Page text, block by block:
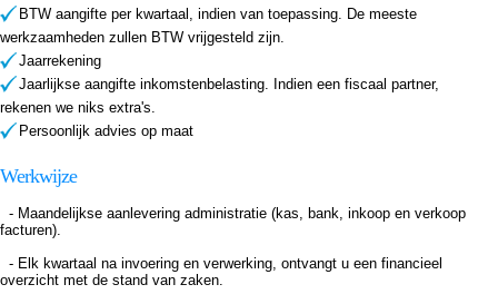
BTW aangifte per kwartaal, indien van toepassing. De meeste
werkzaamheden zullen BTW vrijgesteld zijn.
Jaarrekening
Jaarlijkse aangifte inkomstenbelasting. Indien een fiscaal partner,
rekenen we niks extra's.
Persoonlijk advies op maat
Werkwijze
- Maandelijkse aanlevering administratie (kas, bank, inkoop en verkoop
facturen).
- Elk kwartaal na invoering en verwerking, ontvangt u een financieel
overzicht met de stand van zaken.